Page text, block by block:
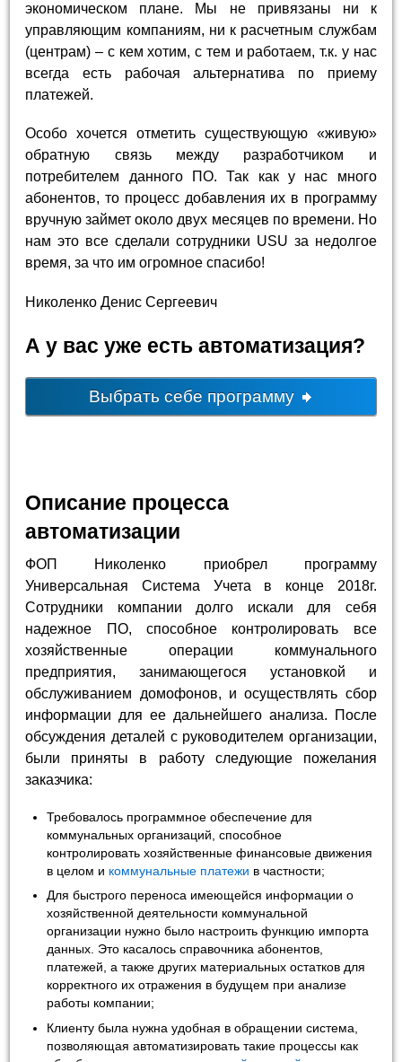
экономическом плане. Мы не привязаны ни к
управляющим компаниям, ни к расчетным службам
(центрам) – с кем хотим, с тем и работаем, т.к. у нас
всегда есть рабочая альтернатива по приему
платежей.
Особо хочется отметить существующую «живую»
обратную связь между разработчиком и
потребителем данного ПО. Так как у нас много
абонентов, то процесс добавления их в программу
вручную займет около двух месяцев по времени. Но
нам это все сделали сотрудники USU за недолгое
время, за что им огромное спасибо!
Николенко Денис Сергеевич
А у вас уже есть автоматизация?
Выбрать себе программу
Описание процесса
автоматизации
ФОП Николенко приобрел программу
Универсальная Система Учета в конце 2018г.
Сотрудники компании долго искали для себя
надежное ПО, способное контролировать все
хозяйственные операции коммунального
предприятия, занимающегося установкой и
обслуживанием домофонов, и осуществлять сбор
информации для ее дальнейшего анализа. После
обсуждения деталей с руководителем организации,
были приняты в работу следующие пожелания
заказчика:
Требовалось программное обеспечение для
коммунальных организаций, способное
контролировать хозяйственные финансовые движения
в целом и коммунальные платежи в частности;
Для быстрого переноса имеющейся информации о
хозяйственной деятельности коммунальной
организации нужно было настроить функцию импорта
данных. Это касалось справочника абонентов,
платежей, а также других материальных остатков для
корректного их отражения в будущем при анализе
работы компании;
Клиенту была нужна удобная в обращении система,
позволяющая автоматизировать такие процессы как